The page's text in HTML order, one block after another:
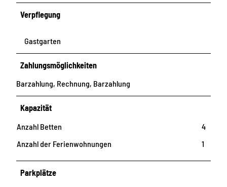
Verpflegung
Gastgarten
Zahlungsmöglichkeiten
Barzahlung, Rechnung, Barzahlung
Kapazität
Anzahl Betten
4
Anzahl der Ferienwohnungen
1
Parkplätze